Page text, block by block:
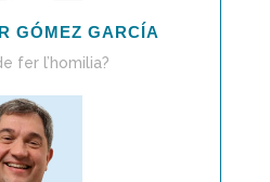
GÓMEZ GARCÍA
fer l’homilia?